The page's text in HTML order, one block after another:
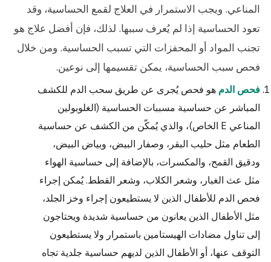
المناعي. ويجب الاستمرار في العلاج لقمع الحساسية، وقد
تعود الحساسية إذا لم يُعرف سببها. لذلك، فإن أفضل علاج هو
تجنب المواد أو المحفزات التي تسبب الحساسية. ومن خلال
فحص سبب الحساسية، يمكن تقسيمها إلى نوعين.
فحص الدم هو فحص يُجرى عن طريق سحب الدم للكشف
المباشر عن حساسية مسببات الحساسية (الغلوبولين
المناعي E الخاص)، والذي يُمكّن من الكشف عن حساسية
الطعام مثل حليب البقر، وصفار البيض، وبياض البيض،
ودقيق القمح، والمكسرات، بالإضافة إلى حساسية الهواء
مثل عث الغبار، وشعر الكلاب، وشعر القطط. يُمكن إجراء
فحص الدم للأطفال الذين لا يستطيعون إجراء وخز الجلد،
مثل الأطفال الذين يعانون من حساسية شديدة ويحتاجون
إلى تناول مضادات الهيستامين باستمرار ولا يستطيعون
التوقف عنها، أو الأطفال الذين لديهم حساسية جلدية تجاه